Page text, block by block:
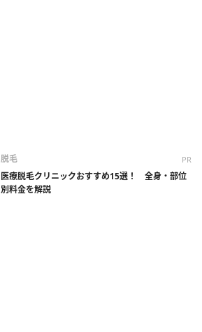
脱毛 PR
医療脱毛クリニックおすすめ15選！ 全身・部位
別料金を解説